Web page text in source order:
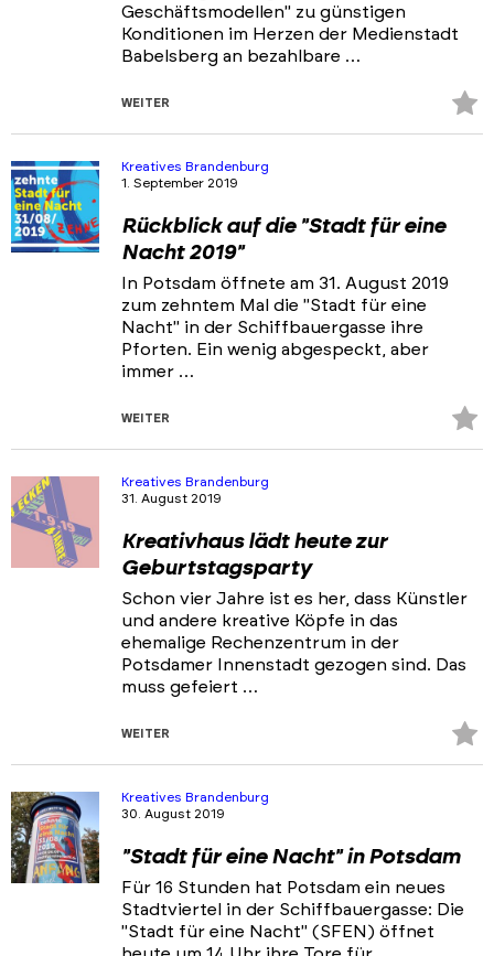
Geschäftsmodellen" zu günstigen
Konditionen im Herzen der Medienstadt
Babelsberg an bezahlbare …
WEITER
Kreatives Brandenburg
1. September 2019
Rückblick auf die "Stadt für eine
Nacht 2019"
In Potsdam öffnete am 31. August 2019
zum zehntem Mal die "Stadt für eine
Nacht" in der Schiffbauergasse ihre
Pforten. Ein wenig abgespeckt, aber
immer …
WEITER
Kreatives Brandenburg
31. August 2019
Kreativhaus lädt heute zur
Geburtstagsparty
Schon vier Jahre ist es her, dass Künstler
und andere kreative Köpfe in das
ehemalige Rechenzentrum in der
Potsdamer Innenstadt gezogen sind. Das
muss gefeiert …
WEITER
Kreatives Brandenburg
30. August 2019
"Stadt für eine Nacht" in Potsdam
Für 16 Stunden hat Potsdam ein neues
Stadtviertel in der Schiffbauergasse: Die
"Stadt für eine Nacht" (SFEN) öffnet